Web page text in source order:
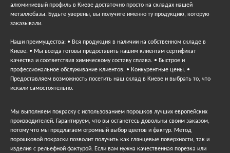
алюминиевый профиль в Киеве достаточно просто на складах нашей
металлобазы. Будьте уверены, вы получите именно ту продукцию, которую
заказывали.
Наши преимущества: • Вся продукция в наличии на собственном складе в
Киеве. • Мы всегда готовы предоставить нашим клиентам сертификат
качества и соответствия химическому составу сплава. • Быстрое и
профессиональное обслуживание клиентов. • Конкурентные цены. •
Предоставляем возможность посетить наш склад в Киеве и выбрать то, что
искали самостоятельно.
Мы выполняем покраску с использованием порошков лучших европейских
производителей. Гарантируем, что вы останетесь довольны своим заказом,
потому что мы предлагаем огромный выбор цветов и фактур. Метод
порошковой покраски позволит получить как глянцевые поверхности, так и
изделия с рельефной фактурой. Если вам нужна качественная порезка или